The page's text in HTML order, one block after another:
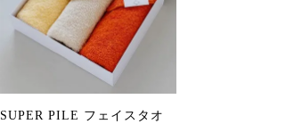
SUPER PILE フェイスタオ